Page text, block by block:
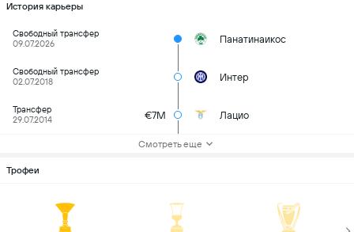
История карьеры
Свободный трансфер
09.07.2026
Панатинаикос
Свободный трансфер
02.07.2018
Интер
Трансфер
29.07.2014
€7M Лацио
Смотреть еще
Трофеи